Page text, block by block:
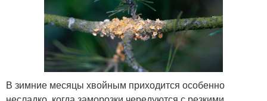
В зимние месяцы хвойным приходится особенно